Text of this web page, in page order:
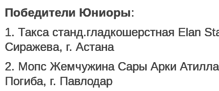
Победители Юниоры:
1. Такса станд.гладкошерстная Elan
Сиражева, г. Астана
2. Мопс Жемчужина Сары Арки
Погиба, г. Павлодар